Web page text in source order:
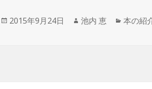
投
2015年9月24日
作
池内 恵
カ
本の紹